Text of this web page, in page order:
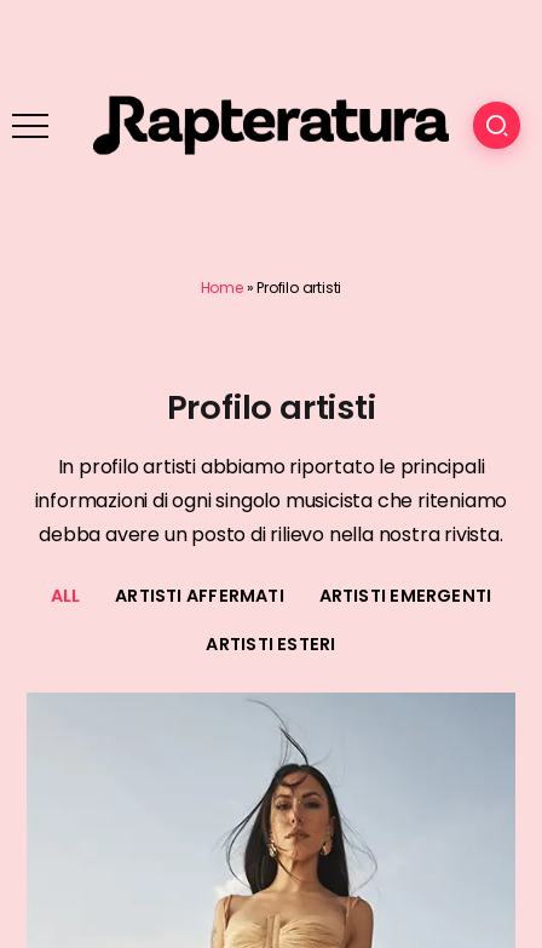
Home»Profilo artisti
Profilo artisti
In profilo artisti abbiamo riportato le principali
informazioni di ogni singolo musicista che riteniamo
debba avere un posto di rilievo nella nostra rivista.
ALL ARTISTI AFFERMATI ARTISTI EMERGENTI
ARTISTI ESTERI